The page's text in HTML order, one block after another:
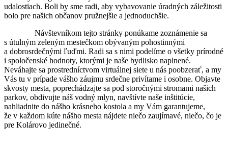
udalostiach. Boli by sme radi, aby vybavovanie úradných záležitosti
bolo pre našich občanov pružnejšie a jednoduchšie.
Návštevníkom tejto stránky ponúkame zoznámenie sa
s útulným zeleným mestečkom obývaným pohostinnými
a dobrosrdečnými ľuďmi. Radi sa s nimi podelíme o všetky prírodné
i spoločenské hodnoty, ktorými je naše bydlisko naplnené.
Neváhajte sa prostredníctvom virtuálnej siete u nás poobzerať, a my
Vás tu v prípade vášho záujmu srdečne privítame i osobne. Objavte
skvosty mesta, poprechádzajte sa pod storočnými stromami našich
parkov, obdivujte náš vodný mlyn, navštívte naše inštitúcie,
nahliadnite do nášho krásneho kostola a my Vám garantujeme,
že v každom kúte nášho mesta nájdete niečo zaujímavé, niečo, čo je
pre Kolárovo jedinečné.